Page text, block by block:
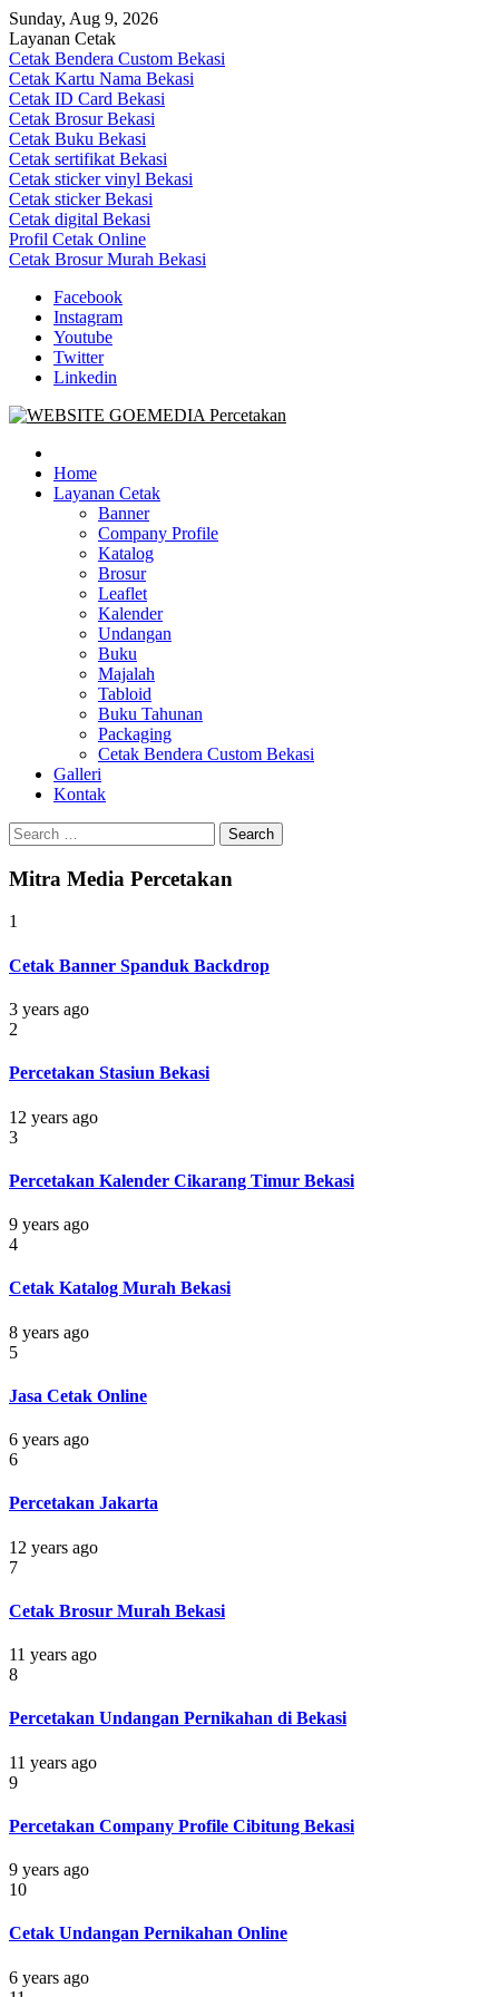
Skip
to
content
Sunday, Aug 9, 2026
Layanan Cetak
Cetak Bendera Custom Bekasi
Cetak Kartu Nama Bekasi
Cetak ID Card Bekasi
Cetak Brosur Bekasi
Cetak Buku Bekasi
Cetak sertifikat Bekasi
Cetak sticker vinyl Bekasi
Cetak sticker Bekasi
Cetak digital Bekasi
Profil Cetak Online
Cetak Brosur Murah Bekasi
Facebook
Instagram
Youtube
Twitter
Linkedin
Goe Media Percetakan | 0822-4439-5599 (Call/WA)
0822-4439-5599 (Call/WA) Percetakan jasa cetak banner buku yasin
invoice kartu nama label map nota spanduk stiker undangan
pernikahan murah online 24 jam
Home
Layanan Cetak
Banner
Company Profile
Katalog
Brosur
Leaflet
Kalender
Undangan
Buku
Majalah
Tabloid
Buku Tahunan
Packaging
Cetak Bendera Custom Bekasi
Galleri
Kontak
Search
for:
Mitra Media Percetakan
1
Cetak Banner Spanduk Backdrop
3 years ago
2
Percetakan Stasiun Bekasi
12 years ago
3
Percetakan Kalender Cikarang Timur Bekasi
9 years ago
4
Cetak Katalog Murah Bekasi
8 years ago
5
Jasa Cetak Online
6 years ago
6
Percetakan Jakarta
12 years ago
7
Cetak Brosur Murah Bekasi
11 years ago
8
Percetakan Undangan Pernikahan di Bekasi
11 years ago
9
Percetakan Company Profile Cibitung Bekasi
9 years ago
10
Cetak Undangan Pernikahan Online
6 years ago